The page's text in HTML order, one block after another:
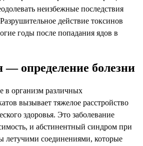
неизбежные последствия
действие токсинов
годы после попадания ядов в
— определение болезни
в организм различных
вызывает тяжелое расстройство
здоровья. Это заболевание
и абстинентный синдром при
летучими соединениями, которые